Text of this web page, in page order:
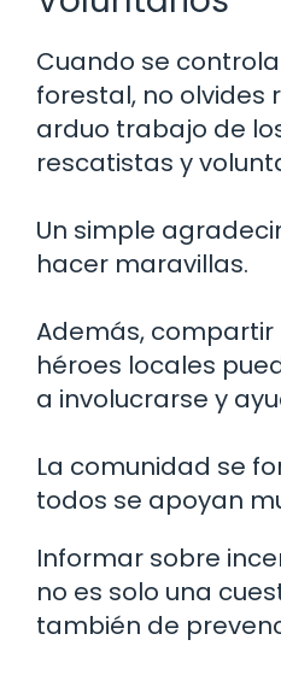
Cuando se
forestal, no olvides
arduo trabajo de
rescatistas y
Un simple
hacer maravillas.
Además, compartir
héroes locales
a involucrarse y
La comunidad se
todos se apoyan
Informar sobre
no es solo una
también de